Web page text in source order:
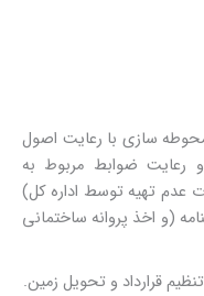
سازی با رعایت اصول
رعایت ضوابط مربوط به
عدم تهیه توسط اداره کل)
(و اخذ پروانه ساختمانی